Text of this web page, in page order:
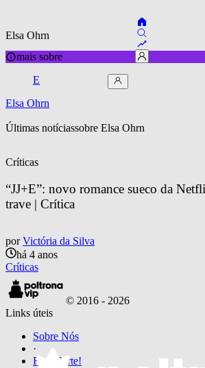
Elsa Ohrn
mais sobre
E
Elsa Ohrn
Últimas notíciassobre Elsa Ohrn
Críticas
“JJ+E”: novo romance sueco da
trave | Crítica
por Victória da Silva
há 4 anos
Críticas
© 2016 - 2026
Links úteis
Sobre Nós
·
Faça Parte!